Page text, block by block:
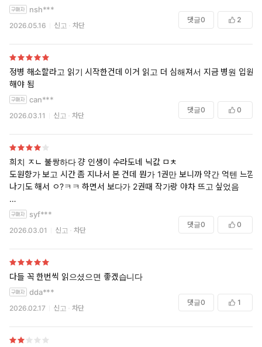
nsh***
2026.05.16 신고 차단
댓글0 2
정병 해소할라고 읽기 시작한건데 이거 읽고 더 심해져서 지금 병원 입원
해야 됨
can***
2026.03.11 신고 차단
댓글0 0
희치 ㅈㄴ 불쌍하다 걍 인생이 수라도네 닉값 ㅁㅊ
도원향가 보고 시간 좀 지나서 본 건데 뭔가 1권만 보니까 약간 억텐 느낌
나기도 해서 ㅇ?ㅋㅋ 하면서 보다가 2권때 작가랑 야차 뜨고 싶었음
공이 ㅈㄴ 굴러서 그건 좋았는데 내 취향은 한 명은 상식인인게 좋은듯...
syf***
2026.03.01 신고 차단
댓글0 0
다들 꼭 한번씩 읽으셨으면 좋겠습니다
dda***
2026.02.17 신고 차단
댓글0 1